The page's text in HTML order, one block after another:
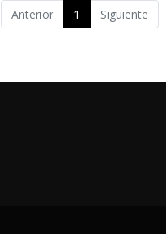
Anterior 1 Siguiente